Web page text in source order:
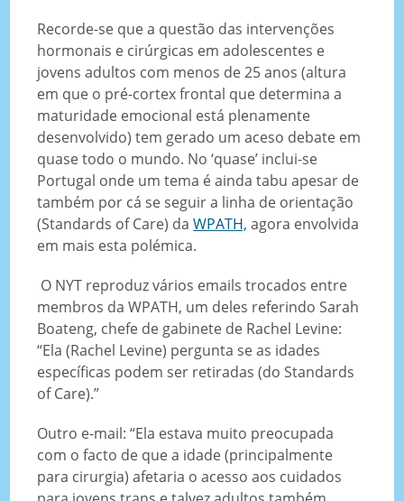
Recorde-se que a questão das intervenções
hormonais e cirúrgicas em adolescentes e
jovens adultos com menos de 25 anos (altura
em que o pré-cortex frontal que determina a
maturidade emocional está plenamente
desenvolvido) tem gerado um aceso debate em
quase todo o mundo. No ‘quase’ inclui-se
Portugal onde um tema é ainda tabu apesar de
também por cá se seguir a linha de orientação
(Standards of Care) daWPATH, agora envolvida
em mais esta polémica.
O NYT reproduz vários emails trocados entre
membros da WPATH, um deles referindo Sarah
Boateng, chefe de gabinete de Rachel Levine:
“Ela (Rachel Levine) pergunta se as idades
específicas podem ser retiradas (do Standards
of Care).”
Outro e-mail: “Ela estava muito preocupada
com o facto de que a idade (principalmente
para cirurgia) afetaria o acesso aos cuidados